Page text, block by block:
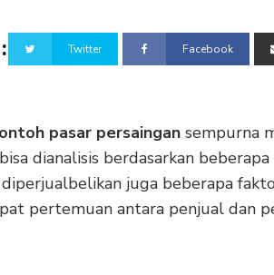
Twitter Facebook
pasar persaingan sempurna
dianalisis berdasarkan beberapa
juga beberapa
pertemuan antara penjual dan